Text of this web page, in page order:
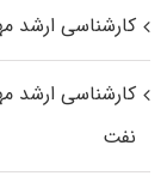
کارشناسی ارشد
کارشناسی ارشد
نفت